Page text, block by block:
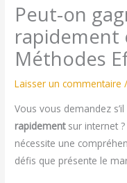
Peut-on
rapidement
Méthodes
Laisser un commentaire
Vous vous demandez
rapidementsur internet
nécessite une
défis que présente le